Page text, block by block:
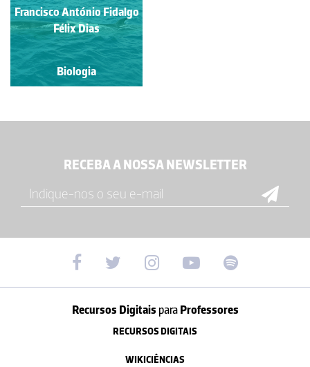
Francisco António Fidalgo
Félix Dias
Biologia
RECEBA A NOSSA NEWSLETTER
Recursos Digitais paraProfessores
RECURSOS DIGITAIS
WIKICIÊNCIAS